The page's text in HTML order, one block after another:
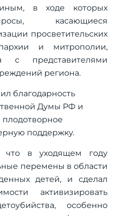
в ходе которых
касающиеся
просветительских
и митрополии,
с представителями
региона.
благодарность
Думы РФ и
плодотворное
поддержку.
что в уходящем году
перемены в области
детей, и сделал
активизировать
особенно